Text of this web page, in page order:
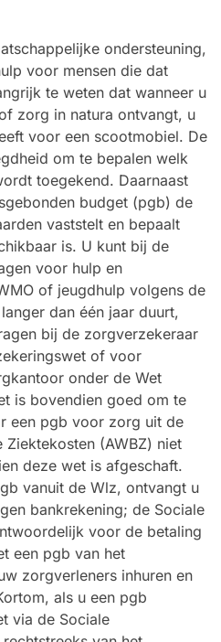
ondersteuning,
voor mensen die dat
te weten dat wanneer u
zorg in natura ontvangt, u
voor een scootmobiel. De
om te bepalen welk
toegekend. Daarnaast
budget (pgb) de
vaststelt en bepaalt
is. U kunt bij de
voor hulp en
of jeugdhulp volgens de
dan één jaar duurt,
bij de zorgverzekeraar
of voor
onder de Wet
is bovendien goed om te
een pgb voor zorg uit de
(AWBZ) niet
deze wet is afgeschaft.
vanuit de Wlz, ontvangt u
bankrekening; de Sociale
voor de betaling
een pgb van het
zorgverleners inhuren en
als u een pgb
via de Sociale